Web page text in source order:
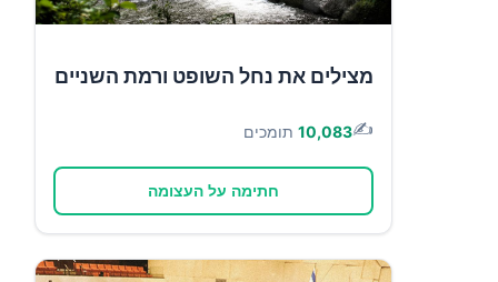
מצילים את נחל השופט ורמת השניים
✍️
10,083 תומכים
חתימה על העצומה